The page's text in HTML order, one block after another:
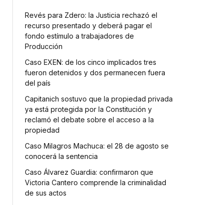
Revés para Zdero: la Justicia rechazó el
recurso presentado y deberá pagar el
fondo estímulo a trabajadores de
Producción
Caso EXEN: de los cinco implicados tres
fueron detenidos y dos permanecen fuera
del país
Capitanich sostuvo que la propiedad privada
ya está protegida por la Constitución y
reclamó el debate sobre el acceso a la
propiedad
Caso Milagros Machuca: el 28 de agosto se
conocerá la sentencia
Caso Álvarez Guardia: confirmaron que
Victoria Cantero comprende la criminalidad
de sus actos